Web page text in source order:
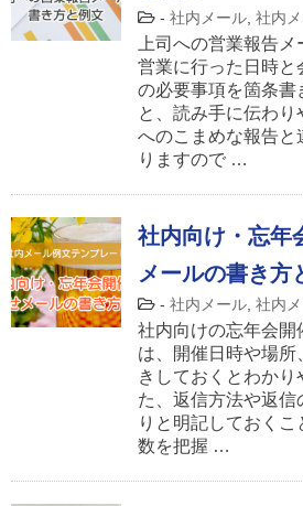
- 社内メール 社内
上司への営業報告メ
営業に行った日時と
の必要事項を箇条書
と、読み手に伝わり
へのこまめな報告と
りますので …
社内向け・忘年
メールの書き方
- 社内メール 社内
社内向けの忘年会開
は、開催日時や場
きしておくとわかり
た、返信方法や返
りと明記しておくこ
数を把握 …